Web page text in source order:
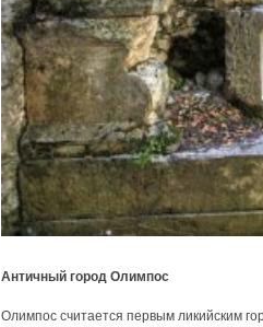
Античный город Олимпос
Олимпос считается первым ликийским